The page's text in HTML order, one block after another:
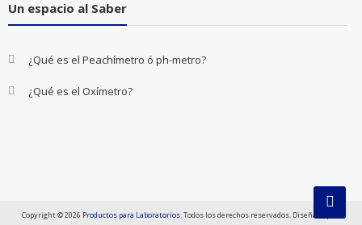
Un espacio al Saber
¿Qué es el Peachímetro ó ph-metro?
¿Qué es el Oxímetro?
Copyright © 2026 Productos para Laboratorios. Todos los derechos reservados. Diseñado por: